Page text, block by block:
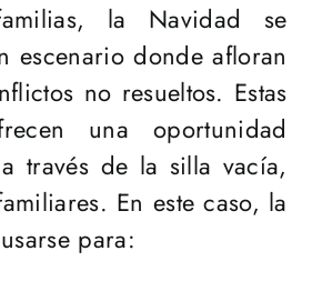
la Navidad se
escenario donde afloran
no resueltos. Estas
una oportunidad
través de la silla vacía,
En este caso, la
para: